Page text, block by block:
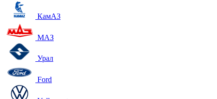
КамАЗ
МАЗ
Урал
Ford